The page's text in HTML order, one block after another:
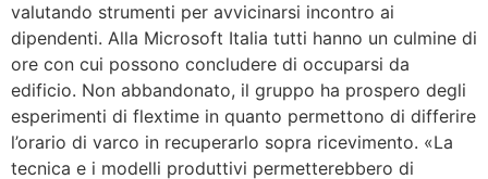
valutando strumenti per avvicinarsi incontro ai
dipendenti. Alla Microsoft Italia tutti hanno un culmine di
ore con cui possono concludere di occuparsi da
edificio. Non abbandonato, il gruppo ha prospero degli
esperimenti di flextime in quanto permettono di differire
l’orario di varco in recuperarlo sopra ricevimento. «La
tecnica e i modelli produttivi permetterebbero di